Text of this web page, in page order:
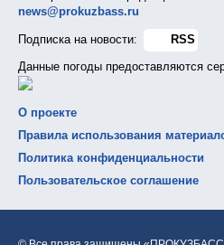
news@prokuzbass.ru
Подписка на новости:
RSS
Данные погоды предоставляются
О проекте
Правила использования
Политика конфиденциальности
Пользовательское соглашение